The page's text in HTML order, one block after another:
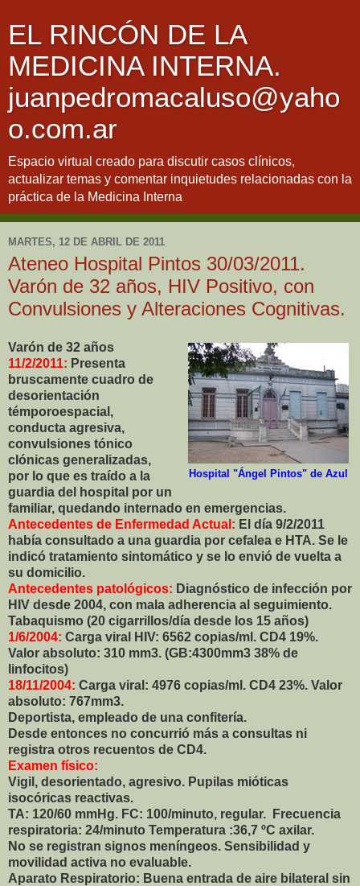
EL RINCÓN DE LA
MEDICINA INTERNA.
juanpedromacaluso@yaho
o.com.ar
Espacio virtual creado para discutir casos clínicos,
actualizar temas y comentar inquietudes relacionadas con la
práctica de la Medicina Interna
MARTES, 12 DE ABRIL DE 2011
Ateneo Hospital Pintos 30/03/2011.
Varón de 32 años, HIV Positivo, con
Convulsiones y Alteraciones Cognitivas.
Hospital "Ángel Pintos" de Azul
Varón de 32 años
11/2/2011: Presenta
bruscamente cuadro de
desorientación
témporoespacial,
conducta agresiva,
convulsiones tónico
clónicas generalizadas,
por lo que es traído a la
guardia del hospital por un
familiar, quedando internado en emergencias.
Antecedentes de Enfermedad Actual: El día 9/2/2011
había consultado a una guardia por cefalea e HTA. Se le
indicó tratamiento sintomático y se lo envió de vuelta a
su domicilio.
Antecedentes patológicos: Diagnóstico de infección por
HIV desde 2004, con mala adherencia al seguimiento.
Tabaquismo (20 cigarrillos/día desde los 15 años)
1/6/2004: Carga viral HIV: 6562 copias/ml. CD4 19%.
Valor absoluto: 310 mm3. (GB:4300mm3 38% de
linfocitos)
18/11/2004: Carga viral: 4976 copias/ml. CD4 23%. Valor
absoluto: 767mm3.
Deportista, empleado de una confitería.
Desde entonces no concurrió más a consultas ni
registra otros recuentos de CD4.
Examen físico:
Vigil, desorientado, agresivo. Pupilas mióticas
isocóricas reactivas.
TA: 120/60 mmHg. FC: 100/minuto, regular. Frecuencia
respiratoria: 24/minuto Temperatura :36,7 ºC axilar.
No se registran signos meníngeos. Sensibilidad y
movilidad activa no evaluable.
Aparato Respiratorio: Buena entrada de aire bilateral sin